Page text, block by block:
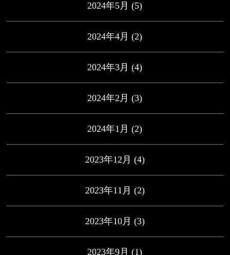
2024年5月 (5)
2024年4月 (2)
2024年3月 (4)
2024年2月 (3)
2024年1月 (2)
2023年12月 (4)
2023年11月 (2)
2023年10月 (3)
2023年9月 (1)